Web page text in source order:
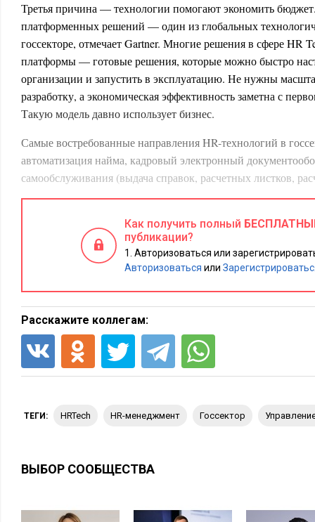
Третья причина — технологии помогают экономить
платформенных решений — один из глобальных
госсекторе, отмечает Gartner. Многие решения в сфере HR
платформы — готовые решения, которые можно быстро
организации и запустить в эксплуатацию. Не нужны
разработку, а экономическая эффективность заметна с
Такую модель давно использует бизнес.
Самые востребованные направления HR-технологий в
автоматизация найма, кадровый электронный
самообслуживания (выдача справок, расчетных листков,
Реализация проекта по автоматизации HR-процессов в
чем в коммерческих компаниях: требуется больше
сотрудничества с поставщиком решения, нужно соблюдать
регламенты и процедуры (а они затягивают весь процесс),
дополнительные проверки решения на предмет
законодательным требованиям и т.д. Но все это
разбирающиеся в процессе закупок, и желание обеих
фактором.
работают люди с низким уровнем цифровой
боятся, что их «заменит робот». И могут
решений, саботировать их использование в
пользоваться IT-решением, на протяжении всего
Как получить полный
публикации?
Авторизоваться или
Авторизоваться или
Расскажите коллегам:
ТЕГИ: HRTech HR-менеджмент госсектор
ВЫБОР СООБЩЕСТВА